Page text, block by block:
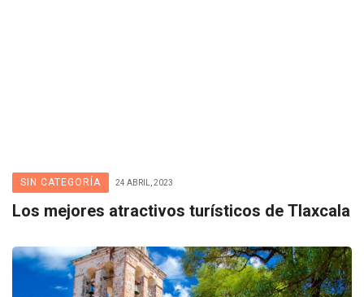
SIN CATEGORÍA 24 ABRIL, 2023
Los mejores atractivos turísticos de Tlaxcala